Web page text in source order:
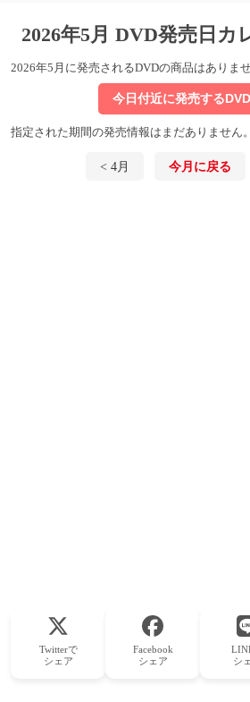
2026年5月 DVD発売日カ
2026年5月に発売されるDVDの商品はありませ
今日付近に発売する
指定された期間の発売情報はまだありません。
< 4月 今月に戻る
Twitterで
シェア
Facebook
シェア
シ